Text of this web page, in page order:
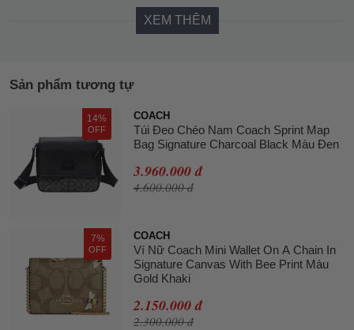
XEM THÊM
Sản phẩm tương tự
14%
OFF
COACH
Túi Đeo Chéo Nam Coach Sprint Map
Bag Signature Charcoal Black Màu Đen
3.960.000 đ
4.600.000 đ
7%
OFF
COACH
Ví Nữ Coach Mini Wallet On A Chain In
Signature Canvas With Bee Print Màu
Gold Khaki
2.150.000 đ
2.300.000 đ